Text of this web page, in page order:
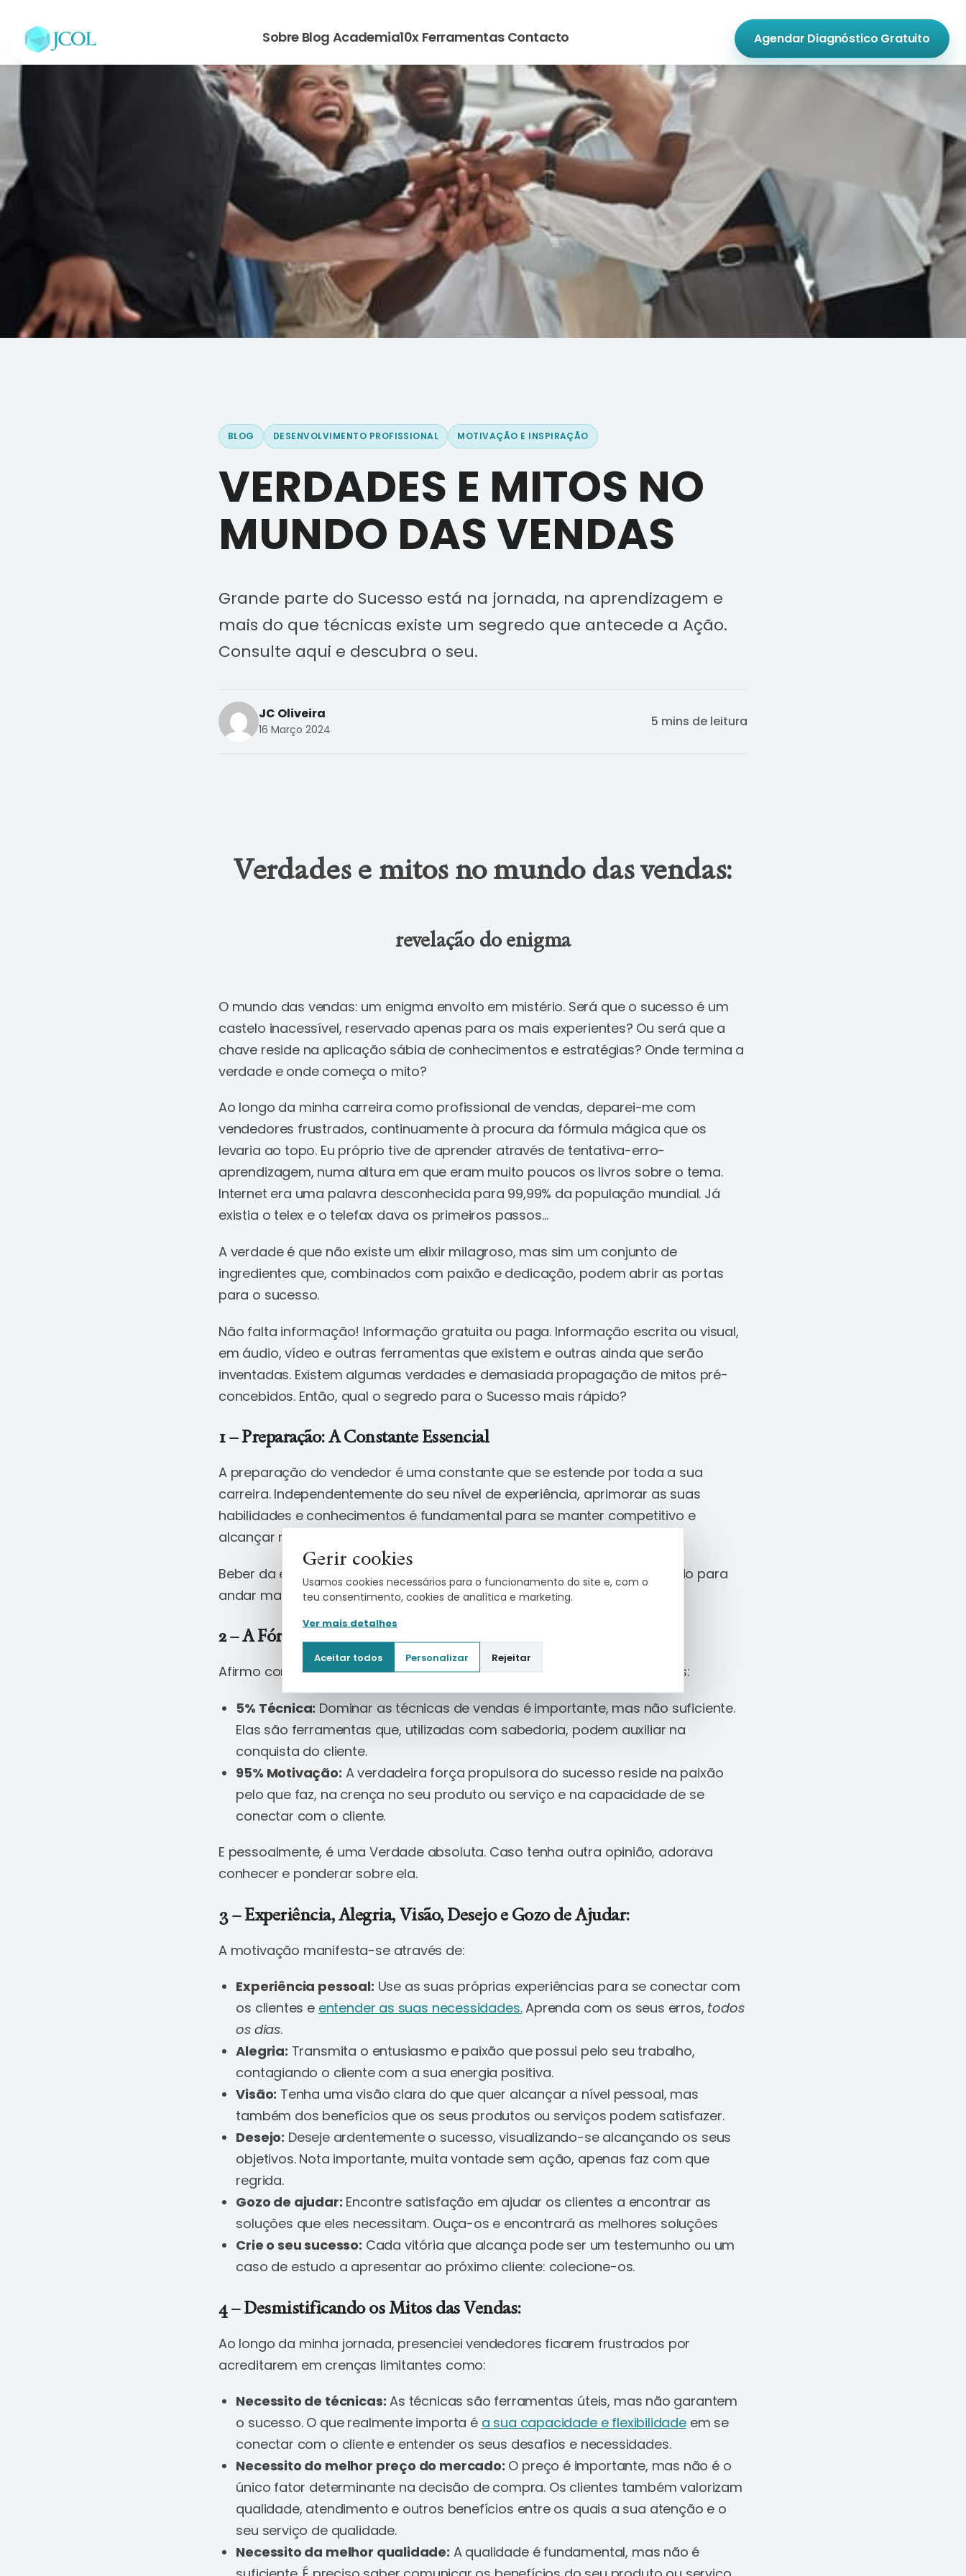
Sobre Blog Academia10x Ferramentas Contacto Agendar Diagnóstico Gratuito
BLOG DESENVOLVIMENTO PROFISSIONAL MOTIVAÇÃO E INSPIRAÇÃO
VERDADES E MITOS NO
MUNDO DAS VENDAS
Grande parte do Sucesso está na jornada, na aprendizagem e
mais do que técnicas existe um segredo que antecede a Ação.
Consulte aqui e descubra o seu.
JC Oliveira
16 Março 2024 5 mins de leitura
Verdades e mitos no mundo das vendas:
revelação do enigma
O mundo das vendas: um enigma envolto em mistério. Será que o sucesso é um
castelo inacessível, reservado apenas para os mais experientes? Ou será que a
chave reside na aplicação sábia de conhecimentos e estratégias? Onde termina a
verdade e onde começa o mito?
Ao longo da minha carreira como profissional de vendas, deparei-me com
vendedores frustrados, continuamente à procura da fórmula mágica que os
levaria ao topo. Eu próprio tive de aprender através de tentativa-erro-
aprendizagem, numa altura em que eram muito poucos os livros sobre o tema.
Internet era uma palavra desconhecida para 99,99% da população mundial. Já
existia o telex e o telefax dava os primeiros passos…
A verdade é que não existe um elixir milagroso, mas sim um conjunto de
ingredientes que, combinados com paixão e dedicação, podem abrir as portas
para o sucesso.
Não falta informação! Informação gratuita ou paga. Informação escrita ou visual,
em áudio, vídeo e outras ferramentas que existem e outras ainda que serão
inventadas. Existem algumas verdades e demasiada propagação de mitos pré-
concebidos. Então, qual o segredo para o Sucesso mais rápido?
1 – Preparação: A Constante Essencial
A preparação do vendedor é uma constante que se estende por toda a sua
carreira. Independentemente do seu nível de experiência, aprimorar as suas
habilidades e conhecimentos é fundamental para se manter competitivo e
alcançar resultados consistentes.
Beber da experiência e do conhecimento disponível é parte desse segredo para
andar mais rápido.
2 – A Fórmula do Sucesso: Técnica + Motivação
Afirmo com convicção que o sucesso em vendas é uma soma de fatores:
5% Técnica: Dominar as técnicas de vendas é importante, mas não suficiente.
Elas são ferramentas que, utilizadas com sabedoria, podem auxiliar na
conquista do cliente.
95% Motivação: A verdadeira força propulsora do sucesso reside na paixão
pelo que faz, na crença no seu produto ou serviço e na capacidade de se
conectar com o cliente.
E pessoalmente, é uma Verdade absoluta. Caso tenha outra opinião, adorava
conhecer e ponderar sobre ela.
3 – Experiência, Alegria, Visão, Desejo e Gozo de Ajudar:
A motivação manifesta-se através de:
Experiência pessoal: Use as suas próprias experiências para se conectar com
os clientes e entender as suas necessidades.Aprenda com os seus erros, todos
os dias.
Alegria: Transmita o entusiasmo e paixão que possui pelo seu trabalho,
contagiando o cliente com a sua energia positiva.
Visão: Tenha uma visão clara do que quer alcançar a nível pessoal, mas
também dos benefícios que os seus produtos ou serviços podem satisfazer.
Desejo: Deseje ardentemente o sucesso, visualizando-se alcançando os seus
objetivos. Nota importante, muita vontade sem ação, apenas faz com que
regrida.
Gozo de ajudar: Encontre satisfação em ajudar os clientes a encontrar as
soluções que eles necessitam. Ouça-os e encontrará as melhores soluções
Crie o seu sucesso: Cada vitória que alcança pode ser um testemunho ou um
caso de estudo a apresentar ao próximo cliente: colecione-os.
4 – Desmistificando os Mitos das Vendas:
Ao longo da minha jornada, presenciei vendedores ficarem frustrados por
acreditarem em crenças limitantes como:
Necessito de técnicas: As técnicas são ferramentas úteis, mas não garantem
o sucesso. O que realmente importa é a sua capacidade e flexibilidadeem se
conectar com o cliente e entender os seus desafios e necessidades.
Necessito do melhor preço do mercado: O preço é importante, mas não é o
único fator determinante na decisão de compra. Os clientes também valorizam
qualidade, atendimento e outros benefícios entre os quais a sua atenção e o
seu serviço de qualidade.
Necessito da melhor qualidade: A qualidade é fundamental, mas não é
Gerir cookies
Usamos cookies necessários para o funcionamento do site e, com o
teu consentimento, cookies de analítica e marketing.
Ver mais detalhes
Aceitar todos Personalizar Rejeitar